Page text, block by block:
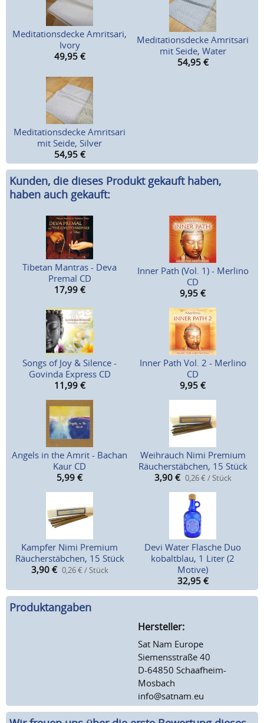
Meditationsdecke Amritsari,
Ivory
49,95 €
Meditationsdecke Amritsari
mit Seide, Water
54,95 €
Meditationsdecke Amritsari
mit Seide, Silver
54,95 €
Kunden, die dieses Produkt gekauft haben,
haben auch gekauft:
Tibetan Mantras - Deva
Premal CD
17,99 €
Inner Path (Vol. 1) - Merlino
CD
9,95 €
Songs of Joy & Silence -
Govinda Express CD
11,99 €
Inner Path Vol. 2 - Merlino
CD
9,95 €
Angels in the Amrit - Bachan
Kaur CD
5,99 €
Weihrauch Nimi Premium
Räucherstäbchen, 15 Stück
3,90 € 0,26 € / Stück
Kampfer Nimi Premium
Räucherstäbchen, 15 Stück
3,90 € 0,26 € / Stück
Devi Water Flasche Duo
kobaltblau, 1 Liter (2
Motive)
32,95 €
Produktangaben
Hersteller:
Sat Nam Europe
Siemensstraße 40
D-64850 Schaafheim-
Mosbach
info@satnam.eu